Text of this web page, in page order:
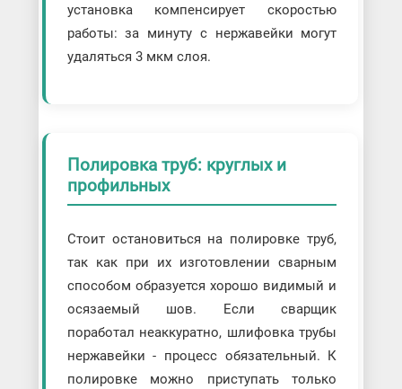
установка компенсирует скоростью
работы: за минуту с нержавейки могут
удаляться 3 мкм слоя.
Полировка труб: круглых и
профильных
Стоит остановиться на полировке труб,
так как при их изготовлении сварным
способом образуется хорошо видимый и
осязаемый шов. Если сварщик
поработал неаккуратно, шлифовка трубы
нержавейки - процесс обязательный. К
полировке можно приступать только